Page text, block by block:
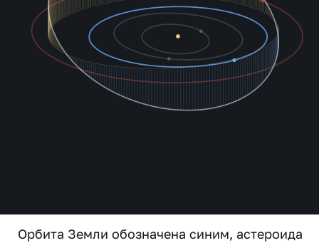
Орбита Земли обозначена синим, астероида